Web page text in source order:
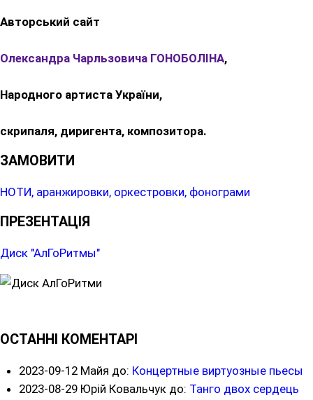
Авторський сайт
Олександра Чарльзовича ГОНОБОЛІНА,
Народного артиста України,
скрипаля, диригента, композитора.
ЗАМОВИТИ
НОТИ, аранжировки, оркестровки, фонограми
ПРЕЗЕНТАЦІЯ
Диск "АлГоРитмы"
ОСТАННІ КОМЕНТАРІ
2023-09-12 Майя до: Концертные виртуозные пьесы
2023-08-29 Юрій Ковальчук до: Танго двох сердець